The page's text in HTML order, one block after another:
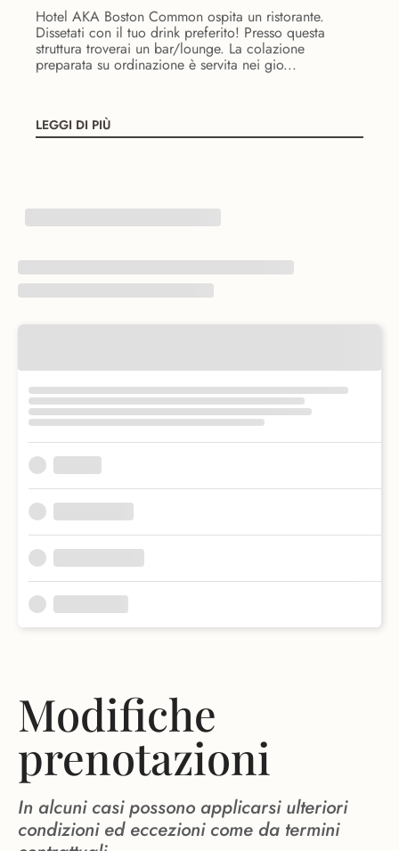
Hotel AKA Boston Common ospita un ristorante.
Dissetati con il tuo drink preferito! Presso questa
struttura troverai un bar/lounge. La colazione
preparata su ordinazione è servita nei gio...
LEGGI DI PIÙ
Modifiche
prenotazioni
In alcuni casi possono applicarsi ulteriori
condizioni ed eccezioni come da termini